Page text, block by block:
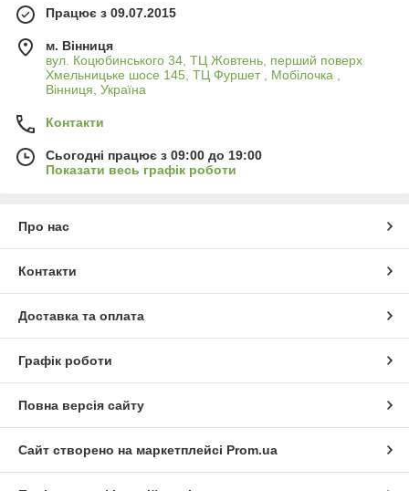
Працює з 09.07.2015
м. Вінниця
вул. Коцюбинського 34, ТЦ Жовтень, перший поверх
Хмельницьке шосе 145, ТЦ Фуршет , Мобілочка ,
Вінниця, Україна
Контакти
Сьогодні працює з 09:00 до 19:00
Показати весь графік роботи
Про нас
Контакти
Доставка та оплата
Графік роботи
Повна версія сайту
Сайт створено на маркетплейсі Prom.ua